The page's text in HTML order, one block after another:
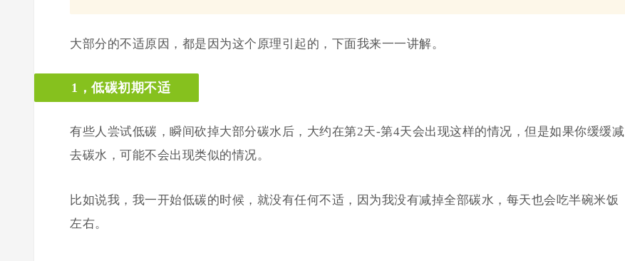
大部分的不适原因，都是因为这个原理引起的，下面我来一一讲解。
1，低碳初期不适
有些人尝试低碳，瞬间砍掉大部分碳水后，大约在第2天-第4天会出现这样的情况，但是如果你缓缓减
去碳水，可能不会出现类似的情况。
比如说我，我一开始低碳的时候，就没有任何不适，因为我没有减掉全部碳水，每天也会吃半碗米饭
左右。